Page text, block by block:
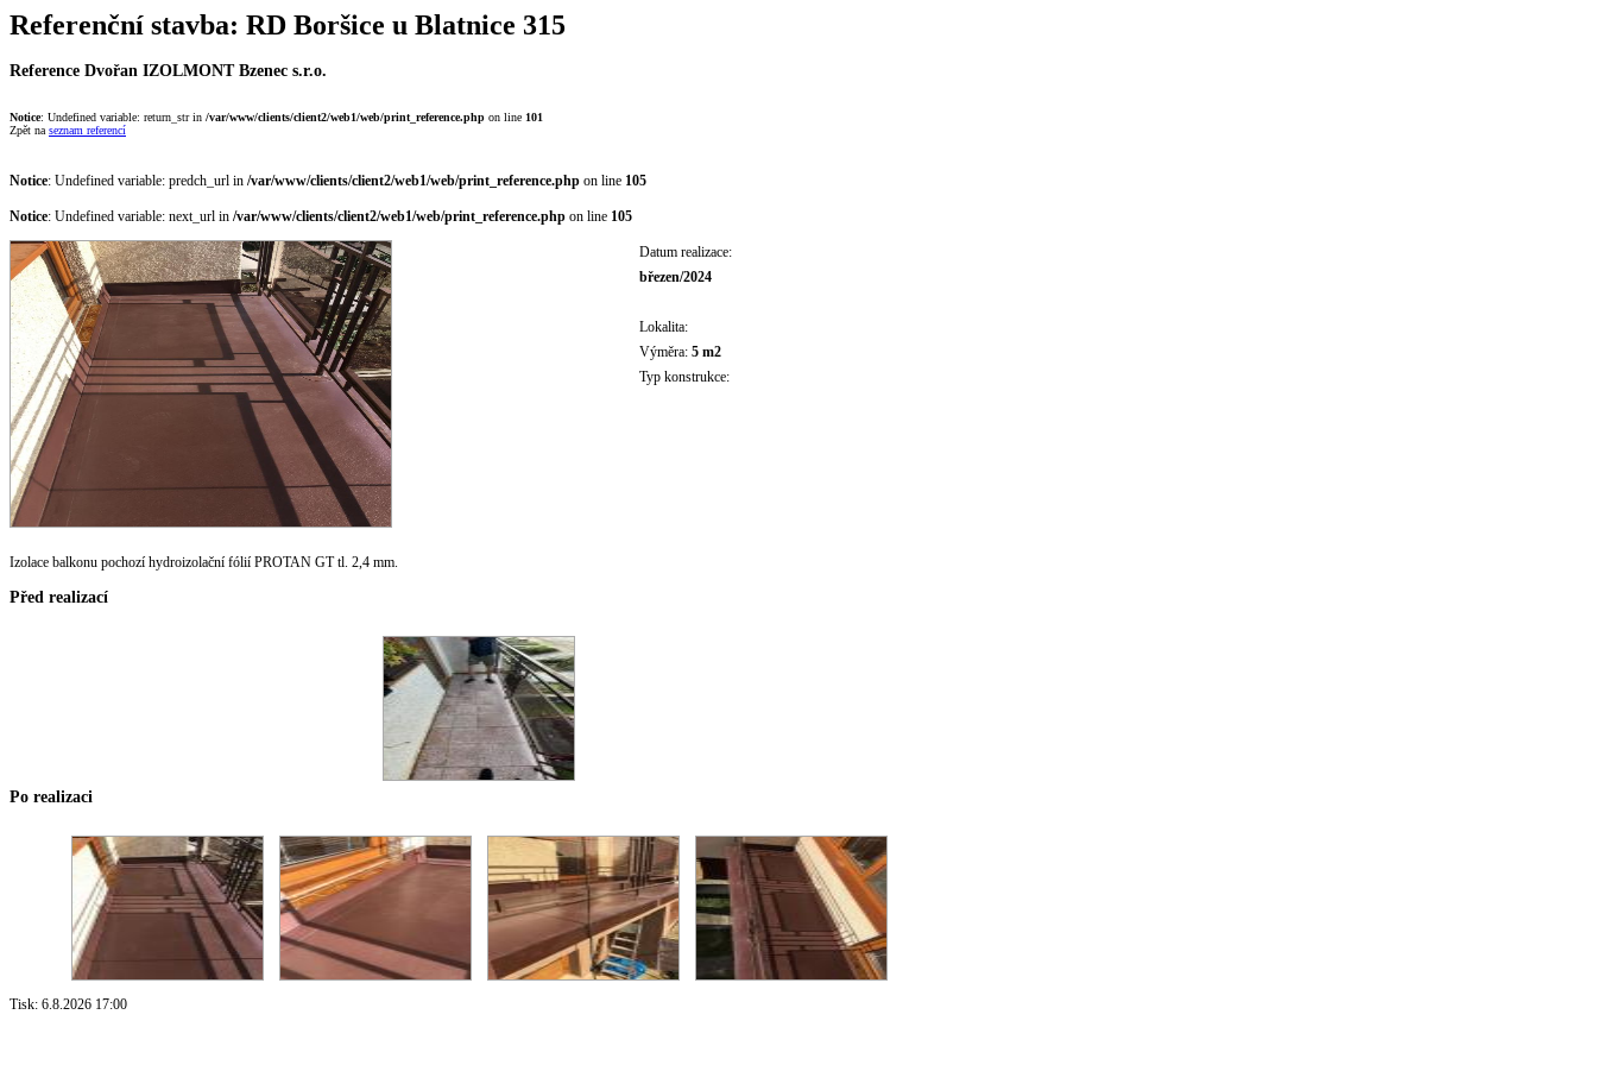
Referenční stavba: RD Boršice u Blatnice 315
Reference Dvořan IZOLMONT Bzenec s.r.o.
Notice: Undefined variable: return_str in /var/www/clients/client2/web1/web/print_reference.php on line 101
Zpět na seznam referencí
Notice: Undefined variable: predch_url in /var/www/clients/client2/web1/web/print_reference.php on line 105
Notice: Undefined variable: next_url in /var/www/clients/client2/web1/web/print_reference.php on line 105
Datum realizace:
březen/2024
Lokalita:
Výměra: 5 m2
Typ konstrukce:
Izolace balkonu pochozí hydroizolační fólií PROTAN GT tl. 2,4 mm.
Před realizací
Po realizaci
Tisk: 6.8.2026 17:00